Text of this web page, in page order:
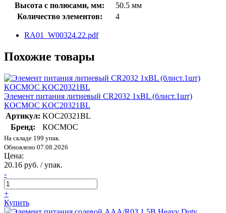
Высота с полюсами, мм:
50.5 мм
Количество элементов:
4
RA01_W00324.22.pdf
Похожие товары
Элемент питания литиевый CR2032 1хBL (блист.1шт)
КОСМОС KOC20321BL
Артикул: KOC20321BL
Бренд:
КОСМОС
На складе 199 упак.
Обновлено 07.08.2026
Цена:
20.16 руб. / упак.
-
+
Купить